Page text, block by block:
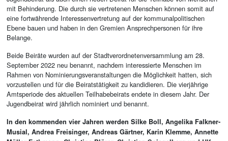
mit Behinderung. Die durch sie vertretenen Menschen können somit auf
eine fortwährende Interessenvertretung auf der kommunalpolitischen
Ebene bauen und haben in den Gremien Ansprechpersonen für ihre
Belange.
Beide Beiräte wurden auf der Stadtverordnetenversammlung am 28.
September 2022 neu benannt, nachdem interessierte Menschen im
Rahmen von Nominierungsveranstaltungen die Möglichkeit hatten, sich
vorzustellen und für die Beiratstätigkeit zu kandidieren. Die vierjährige
Amtsperiode des aktuellen Teilhabebeirats endete in diesem Jahr. Der
Jugendbeirat wird jährlich nominiert und benannt.
In den kommenden vier Jahren werden Silke Boll, Angelika Falkner-
Musial, Andrea Freisinger, Andreas Gärtner, Karin Klemme, Annette